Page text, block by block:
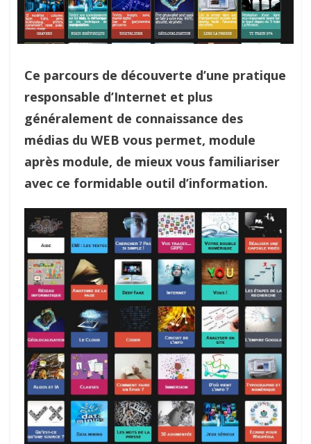
Ce parcours de découverte d’une pratique
responsable d’Internet et plus
généralement de connaissance des
médias du WEB vous permet, module
après module, de mieux vous familiariser
avec ce formidable outil d’information.